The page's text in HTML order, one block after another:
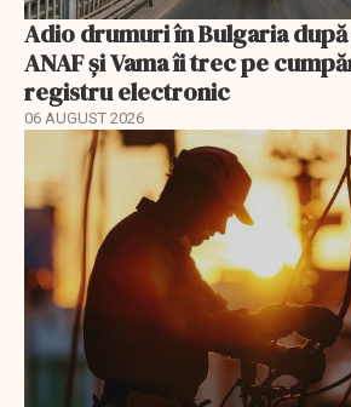
Adio drumuri în Bulgaria
ANAF și Vama îi trec pe
registru electronic
06 AUGUST 2026